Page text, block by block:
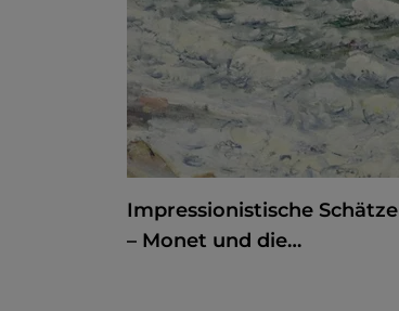
Impressionistische Schätze
– Monet und die